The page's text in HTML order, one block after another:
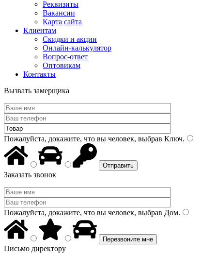
Реквизиты
Вакансии
Карта сайта
Клиентам
Скидки и акции
Онлайн-калькулятор
Вопрос-ответ
Оптовикам
Контакты
Вызвать замерщика
Пожалуйста, докажите, что вы человек, выбрав Ключ.
Заказать звонок
Пожалуйста, докажите, что вы человек, выбрав Дом.
Письмо директору